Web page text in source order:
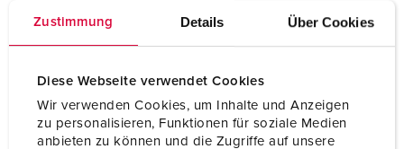
Zustimmung Details Über Cookies
Diese Webseite verwendet Cookies
Wir verwenden Cookies, um Inhalte und Anzeigen
zu personalisieren, Funktionen für soziale Medien
anbieten zu können und die Zugriffe auf unsere